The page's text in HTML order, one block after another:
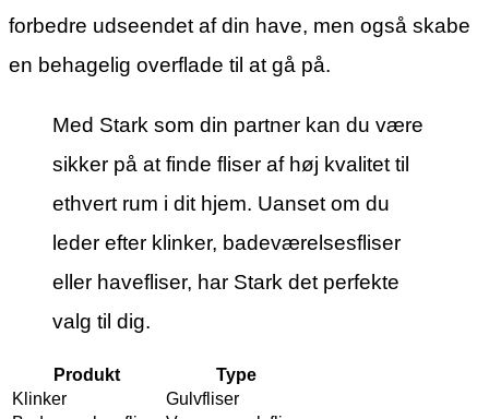
forbedre udseendet af din have, men også skabe
en behagelig overflade til at gå på.
Med Stark som din partner kan du være
sikker på at finde fliser af høj kvalitet til
ethvert rum i dit hjem. Uanset om du
leder efter klinker, badeværelsesfliser
eller havefliser, har Stark det perfekte
valg til dig.
Produkt
Type
Klinker
Gulvfliser